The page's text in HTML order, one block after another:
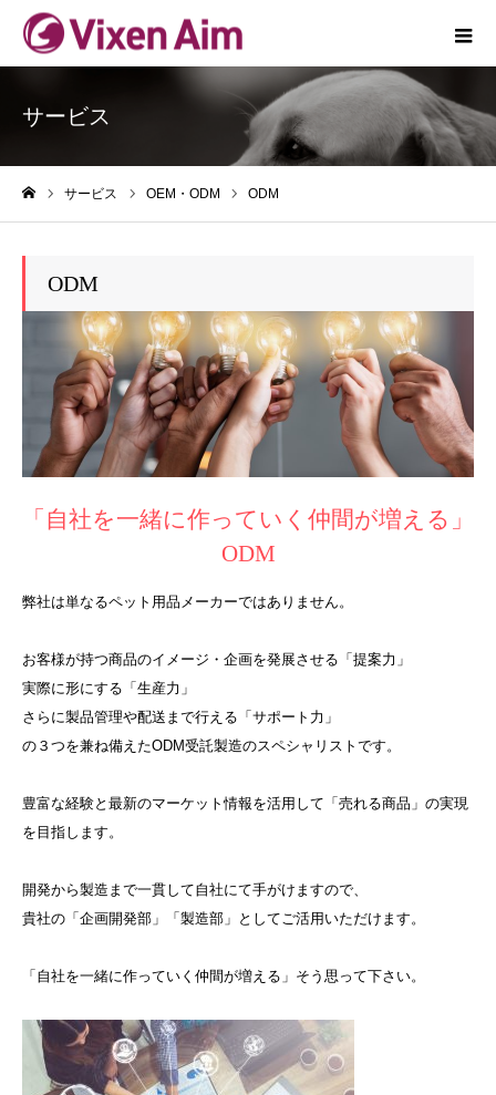
サービス
サービス OEM・ODM ODM
ODM
「自社を一緒に作っていく仲間が増える」
ODM
弊社は単なるペット用品メーカーではありません。
お客様が持つ商品のイメージ・企画を発展させる「提案力」
実際に形にする「生産力」
さらに製品管理や配送まで行える「サポート力」
の３つを兼ね備えたODM受託製造のスペシャリストです。
豊富な経験と最新のマーケット情報を活用して「売れる商品」の実現
を目指します。
開発から製造まで一貫して自社にて手がけますので、
貴社の「企画開発部」「製造部」としてご活用いただけます。
「自社を一緒に作っていく仲間が増える」そう思って下さい。